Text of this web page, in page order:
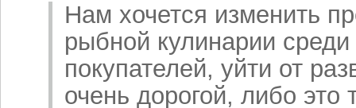
Нам хочется изменить
рыбной кулинарии
покупателей, уйти от
очень дорогой, либо это